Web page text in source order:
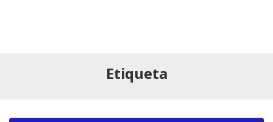
Etiqueta